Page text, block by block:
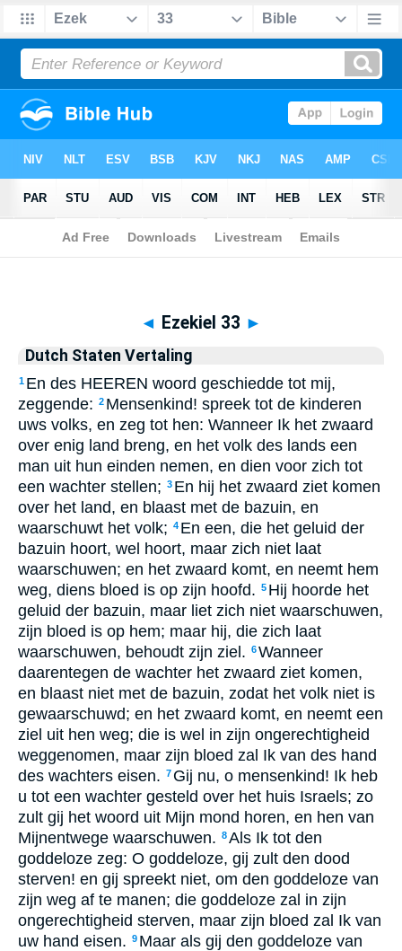
Biblia>Dutch Staten Vertaling > Ezekiel 33
◄ Ezekiel 33 ►
Dutch Staten Vertaling
1 En des HEEREN woord geschiedde tot mij,
zeggende: 2 Mensenkind! spreek tot de kinderen
uws volks, en zeg tot hen: Wanneer Ik het zwaard
over enig land breng, en het volk des lands een
man uit hun einden nemen, en dien voor zich tot
een wachter stellen; 3 En hij het zwaard ziet komen
over het land, en blaast met de bazuin, en
waarschuwt het volk; 4 En een, die het geluid der
bazuin hoort, wel hoort, maar zich niet laat
waarschuwen; en het zwaard komt, en neemt hem
weg, diens bloed is op zijn hoofd. 5 Hij hoorde het
geluid der bazuin, maar liet zich niet waarschuwen,
zijn bloed is op hem; maar hij, die zich laat
waarschuwen, behoudt zijn ziel. 6Wanneer
daarentegen de wachter het zwaard ziet komen,
en blaast niet met de bazuin, zodat het volk niet is
gewaarschuwd; en het zwaard komt, en neemt een
ziel uit hen weg; die is wel in zijn ongerechtigheid
weggenomen, maar zijn bloed zal Ik van des hand
des wachters eisen. 7 Gij nu, o mensenkind! Ik heb
u tot een wachter gesteld over het huis Israels; zo
zult gij het woord uit Mijn mond horen, en hen van
Mijnentwege waarschuwen. 8Als Ik tot den
goddeloze zeg: O goddeloze, gij zult den dood
sterven! en gij spreekt niet, om den goddeloze van
zijn weg af te manen; die goddeloze zal in zijn
ongerechtigheid sterven, maar zijn bloed zal Ik van
uw hand eisen. 9 Maar als gij den goddeloze van